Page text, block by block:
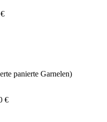
panierte Garnelen)
€